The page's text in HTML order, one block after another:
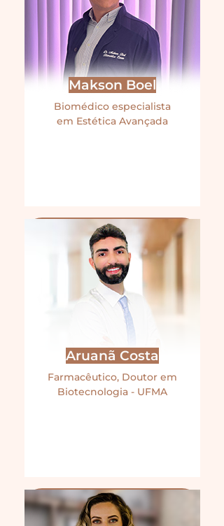
Makson Boel
Biomédico especialista
em Estética Avançada
Aruanã Costa
Farmacêutico, Doutor em
Biotecnologia - UFMA